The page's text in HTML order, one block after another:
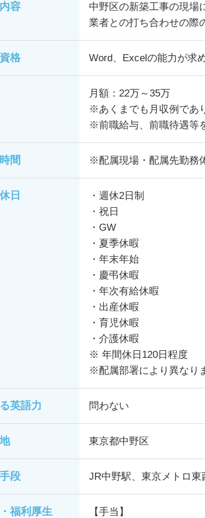
容
中野区の新築工事の現場
業者との打ち合わせの際
格 Word、Excelの能力が求
月額：22万～35万
※あくまでも月収例であ
※前職給与、前職待遇等
間 ※配属現場・配属先勤務
日
・週休2日制
・祝日
・GW
・夏季休暇
・年末年始
・慶弔休暇
・年次有給休暇
・出産休暇
・育児休暇
・介護休暇
※ 年間休日120日程度
※配属部署により異なり
英語力 問わない
東京都中野区
段 JR中野駅、東京メトロ
福利厚生
【手当】